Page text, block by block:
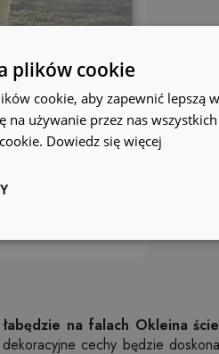
na falach Okleina
cechy będzie
plików cookie
cookie, aby zapewnić lepszą
na używanie przez nas
Dowiedz się więcej